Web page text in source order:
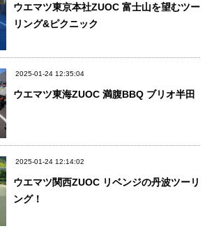
ウエマツ東京本社ZUOC 富士山を望むツー
リング&ピクニック
2025-01-24 12:35:04
ウエマツ東海ZUOC 満腹BBQ ブリオ半田
2025-01-24 12:14:02
ウエマツ関西ZUOC リベンジの丹波ツーリ
ング！